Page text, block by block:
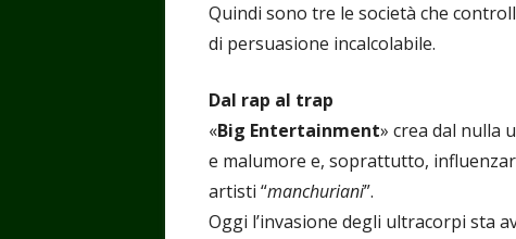
Quindi sono tre le società che
di persuasione incalcolabile.
Dal rap al trap
«Big Entertainment» crea dal nulla
e malumore e, soprattutto,
artisti “manchuriani”.
Oggi l’invasione degli ultracorpi sta